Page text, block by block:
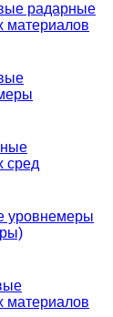
радарные
материалов
сред
уровнемеры
материалов